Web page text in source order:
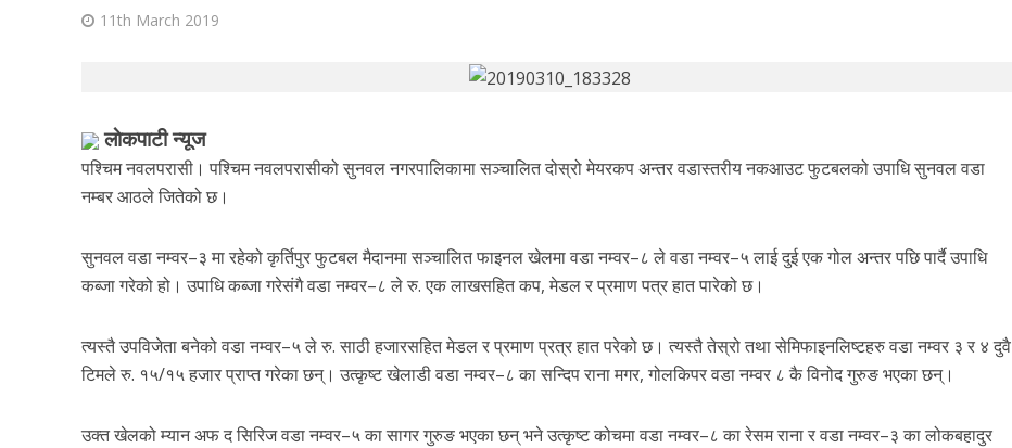
11th March 2019
लाेकपाटी न्यूज
पश्चिम नवलपरासी। पश्चिम नवलपरासीको सुनवल नगरपालिकामा सञ्चालित दोस्रो मेयरकप अन्तर वडास्तरीय नकआउट फुटबलको उपाधि सुनवल वडा
नम्बर आठले जितेको छ।
सुनवल वडा नम्वर–३ मा रहेको कृर्तिपुर फुटबल मैदानमा सञ्चालित फाइनल खेलमा वडा नम्वर–८ ले वडा नम्वर–५ लाई दुई एक गोल अन्तर पछि पार्दै उपाधि
कब्जा गरेको हो। उपाधि कब्जा गरेसंगै वडा नम्वर–८ ले रु. एक लाखसहित कप, मेडल र प्रमाण पत्र हात पारेको छ।
त्यस्तै उपविजेता बनेको वडा नम्वर–५ ले रु. साठी हजारसहित मेडल र प्रमाण प्रत्र हात परेको छ। त्यस्तै तेस्रो तथा सेमिफाइनलिष्टहरु वडा नम्वर ३ र ४ दुवै
टिमले रु. १५/१५ हजार प्राप्त गरेका छन्। उत्कृष्ट खेलाडी वडा नम्वर–८ का सन्दिप राना मगर, गोलकिपर वडा नम्वर ८ कै विनोद गुरुङ भएका छन्।
उक्त खेलको म्यान अफ द सिरिज वडा नम्वर–५ का सागर गुरुङ भएका छन् भने उत्कृष्ट कोचमा वडा नम्वर–८ का रेसम राना र वडा नम्वर–३ का लोकबहादुर